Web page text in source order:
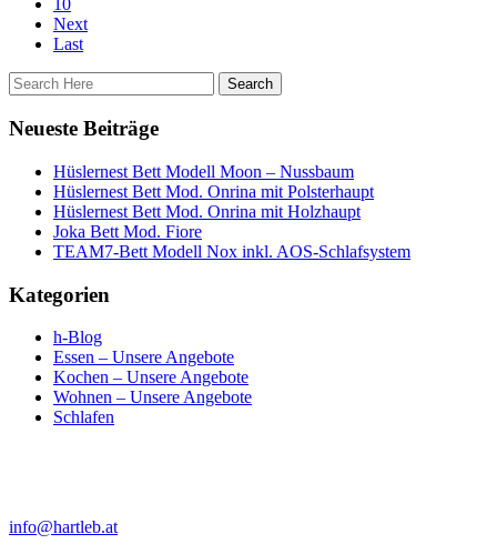
10
Next
Last
Neueste Beiträge
Hüslernest Bett Modell Moon – Nussbaum
Hüslernest Bett Mod. Onrina mit Polsterhaupt
Hüslernest Bett Mod. Onrina mit Holzhaupt
Joka Bett Mod. Fiore
TEAM7-Bett Modell Nox inkl. AOS-Schlafsystem
Kategorien
h-Blog
Essen – Unsere Angebote
Kochen – Unsere Angebote
Wohnen – Unsere Angebote
Schlafen
info@hartleb.at